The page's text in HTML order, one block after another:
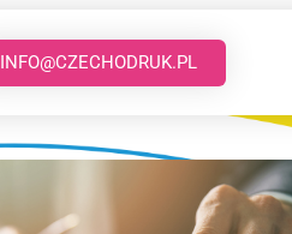
INFO@CZECHODRUK.PL